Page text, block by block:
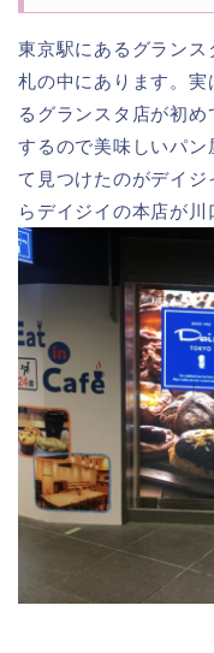
東京駅にあるグラン
札の中にあります。
るグランスタ店が初
するので美味しいパン
て見つけたのがデイ
らデイジイの本店が川